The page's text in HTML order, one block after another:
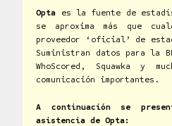
Opta es la fuente de
se aproxima más que
proveedor ‘oficial’ de
Suministran datos para la
WhoScored, Squawka y
comunicación importantes.
A continuación se
asistencia de Opta: